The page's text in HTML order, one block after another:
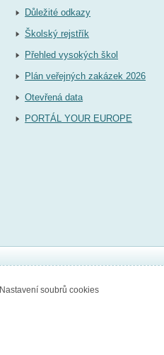
Důležité odkazy
Školský rejstřík
Přehled vysokých škol
Plán veřejných zakázek 2026
Otevřená data
PORTÁL YOUR EUROPE
Nastavení soubrů cookies